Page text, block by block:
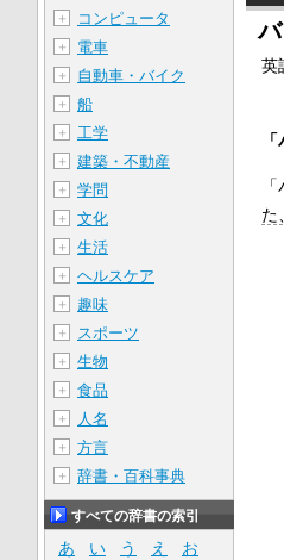
英
た、
＋ コンピュータ
＋ 電車
＋ 自動車・バイク
＋ 船
＋ 工学
＋ 建築・不動産
＋ 学問
＋ 文化
＋ 生活
＋ ヘルスケア
＋ 趣味
＋ スポーツ
＋ 生物
＋ 食品
＋ 人名
＋ 方言
＋ 辞書・百科事典
すべての辞書の索引
あ い う え
お